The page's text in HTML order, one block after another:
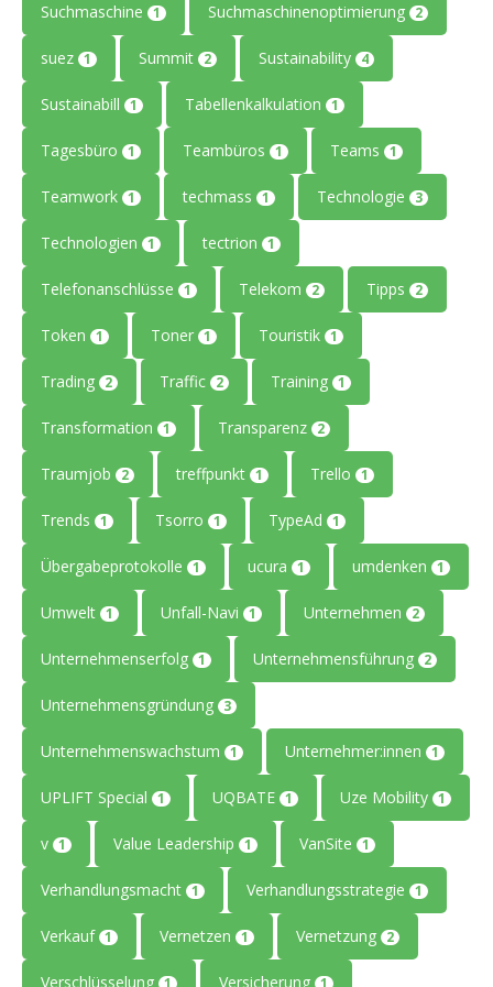
Suchmaschine 1 Suchmaschinenoptimierung 2
suez 1 Summit 2 Sustainability 4
Sustainabill 1 Tabellenkalkulation 1
Tagesbüro 1 Teambüros 1 Teams 1
Teamwork 1 techmass 1 Technologie 3
Technologien 1 tectrion 1
Telefonanschlüsse 1 Telekom 2 Tipps 2
Token 1 Toner 1 Touristik 1
Trading 2 Traffic 2 Training 1
Transformation 1 Transparenz 2
Traumjob 2 treffpunkt 1 Trello 1
Trends 1 Tsorro 1 TypeAd 1
Übergabeprotokolle 1 ucura 1 umdenken 1
Umwelt 1 Unfall-Navi 1 Unternehmen 2
Unternehmenserfolg 1 Unternehmensführung 2
Unternehmensgründung 3
Unternehmenswachstum 1 Unternehmer:innen 1
UPLIFT Special 1 UQBATE 1 Uze Mobility 1
v 1 Value Leadership 1 VanSite 1
Verhandlungsmacht 1 Verhandlungsstrategie 1
Verkauf 1 Vernetzen 1 Vernetzung 2
Verschlüsselung 1 Versicherung 1